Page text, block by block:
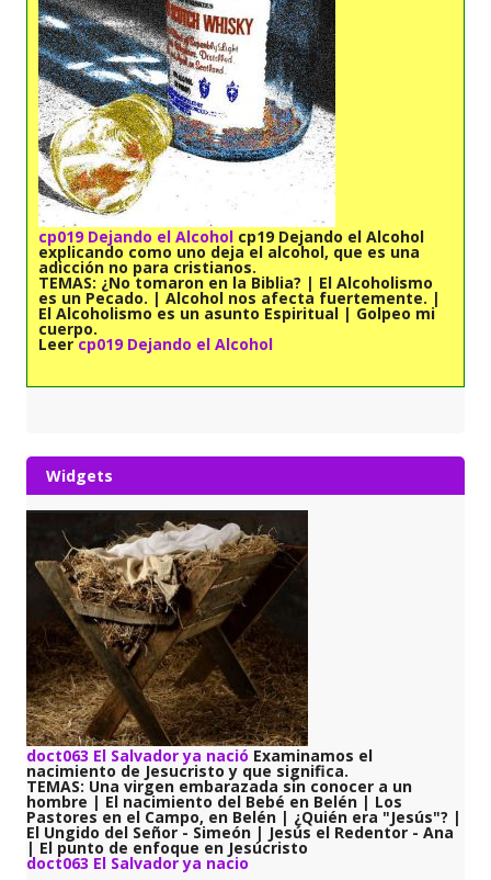
cp019 Dejando el Alcohol cp19 Dejando el Alcohol
explicando como uno deja el alcohol, que es una
adicción no para cristianos.
TEMAS: ¿No tomaron en la Biblia? | El Alcoholismo
es un Pecado. | Alcohol nos afecta fuertemente. |
El Alcoholismo es un asunto Espiritual | Golpeo mi
cuerpo.
Leer cp019 Dejando el Alcohol
Widgets
doct063 El Salvador ya nació Examinamos el
nacimiento de Jesucristo y que significa.
TEMAS: Una virgen embarazada sin conocer a un
hombre | El nacimiento del Bebé en Belén | Los
Pastores en el Campo, en Belén | ¿Quién era "Jesús"? |
El Ungido del Señor - Simeón | Jesús el Redentor - Ana
| El punto de enfoque en Jesúcristo
doct063 El Salvador ya nacio